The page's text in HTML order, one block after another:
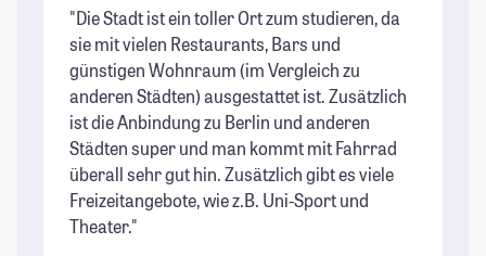
"Die Stadt ist ein toller Ort zum studieren, da
sie mit vielen Restaurants, Bars und
günstigen Wohnraum (im Vergleich zu
anderen Städten) ausgestattet ist. Zusätzlich
ist die Anbindung zu Berlin und anderen
Städten super und man kommt mit Fahrrad
überall sehr gut hin. Zusätzlich gibt es viele
Freizeitangebote, wie z.B. Uni-Sport und
Theater."